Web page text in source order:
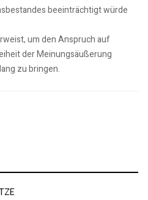
beeinträchtigt würde
um den Anspruch auf
der Meinungsäußerung
zu bringen.